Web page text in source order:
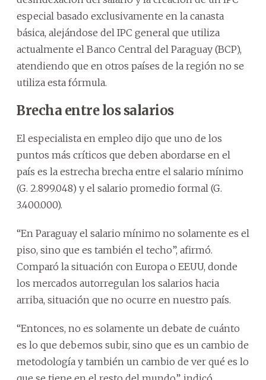
especial basado exclusivamente en la canasta
básica, alejándose del IPC general que utiliza
actualmente el Banco Central del Paraguay (BCP),
atendiendo que en otros países de la región no se
utiliza esta fórmula.
Brecha entre los salarios
El especialista en empleo dijo que uno de los
puntos más críticos que deben abordarse en el
país es la estrecha brecha entre el salario mínimo
(G. 2.899.048) y el salario promedio formal (G.
3.400.000).
“En Paraguay el salario mínimo no solamente es el
piso, sino que es también el techo”, afirmó.
Comparó la situación con Europa o EEUU, donde
los mercados autorregulan los salarios hacia
arriba, situación que no ocurre en nuestro país.
“Entonces, no es solamente un debate de cuánto
es lo que debemos subir, sino que es un cambio de
metodología y también un cambio de ver qué es lo